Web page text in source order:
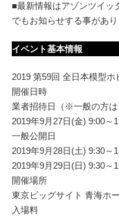
■最新情報はアゾンツイッ
でもお知らせする事があり
イベント基本情報
2019 第59回 全日本模型ホ
開催日時
業者招待日（※一般の方は
2019年9月27日(金) 9:00～
一般公開日
2019年9月28日(土) 9:30～
2019年9月29日(日) 9:30～
開催場所
東京ビッグサイト 青海ホ
入場料